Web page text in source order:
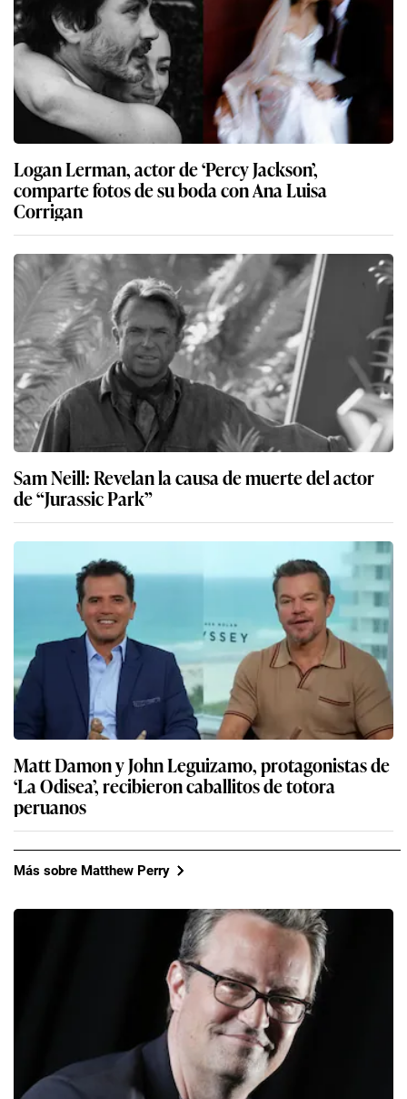
Logan Lerman, actor de ‘Percy Jackson’,
comparte fotos de su boda con Ana Luisa
Corrigan
Sam Neill: Revelan la causa de muerte del actor
de “Jurassic Park”
Matt Damon y John Leguizamo, protagonistas de
‘La Odisea’, recibieron caballitos de totora
peruanos
Más sobre Matthew Perry